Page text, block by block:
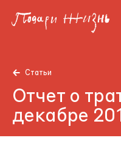
Статьи
Отчет о
декабре